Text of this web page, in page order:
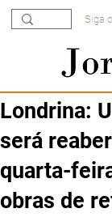
Siga
Londrina:
será
quarta-
obras de